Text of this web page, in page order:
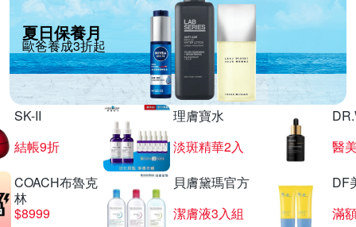
夏日保養月
歐爸養成3折起
SK-II
結帳9折
理膚寶水
淡斑精華2入
醫
COACH布魯克
林
$8999
貝膚黛瑪官方
潔膚液3入組
DF
滿